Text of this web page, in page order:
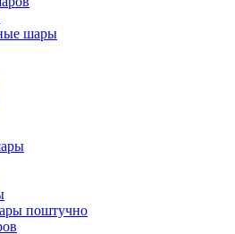
шары
поштучно